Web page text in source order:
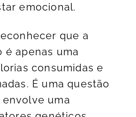
emocional.
que a
é apenas uma
consumidas e
É uma questão
uma